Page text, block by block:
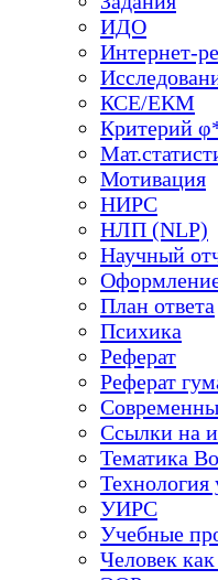
ИДО
Интернет-
КСЕ/ЕКМ
Критерий
Мотивация
НИРС
НЛП (NLP)
Научный
План ответа
Психика
Реферат
Реферат
Ссылки на
Тематика
Технология
УИРС
Учебные
Человек